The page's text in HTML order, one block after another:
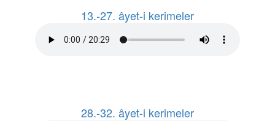
13.-27. âyet-i kerimeler
28.-32. âyet-i kerimeler